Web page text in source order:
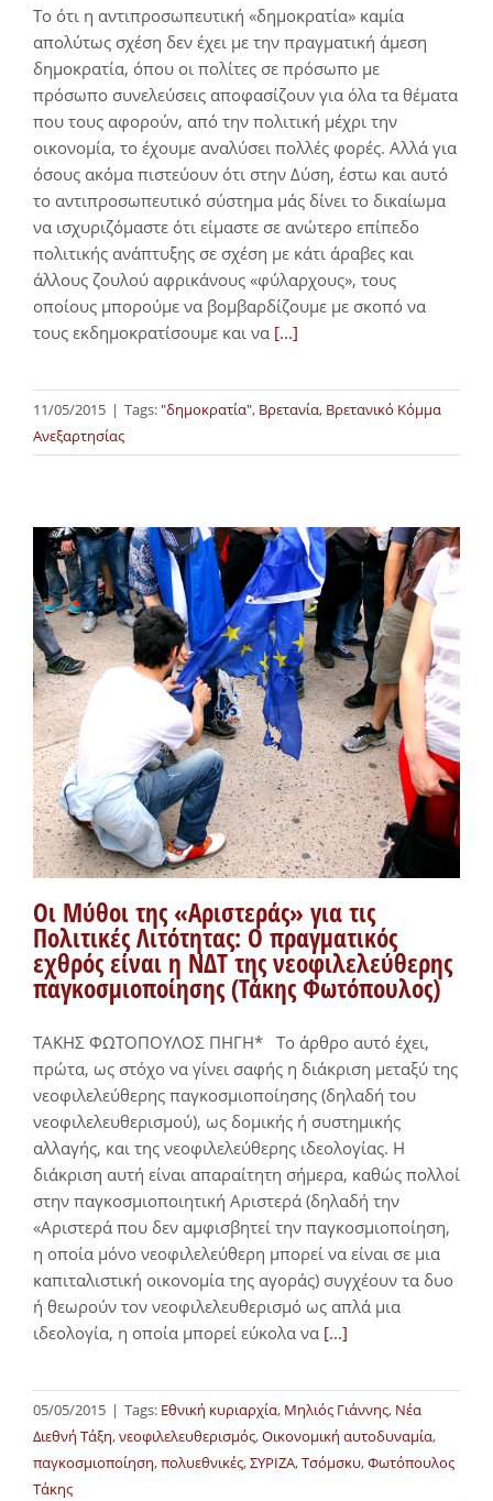
Το ότι η αντιπροσωπευτική «δημοκρατία» καμία
απολύτως σχέση δεν έχει με την πραγματική άμεση
δημοκρατία, όπου οι πολίτες σε πρόσωπο με
πρόσωπο συνελεύσεις αποφασίζουν για όλα τα θέματα
που τους αφορούν, από την πολιτική μέχρι την
οικονομία, το έχουμε αναλύσει πολλές φορές. Αλλά για
όσους ακόμα πιστεύουν ότι στην Δύση, έστω και αυτό
το αντιπροσωπευτικό σύστημα μάς δίνει το δικαίωμα
να ισχυριζόμαστε ότι είμαστε σε ανώτερο επίπεδο
πολιτικής ανάπτυξης σε σχέση με κάτι άραβες και
άλλους ζουλού αφρικάνους «φύλαρχους», τους
οποίους μπορούμε να βομβαρδίζουμε με σκοπό να
τους εκδημοκρατίσουμε και να [...]
11/05/2015 | Tags:"δημοκρατία", Βρετανία, Βρετανικό Κόμμα
Ανεξαρτησίας
Οι Μύθοι της «Αριστεράς» για τις
Πολιτικές Λιτότητας: Ο πραγματικός
εχθρός είναι η ΝΔΤ της νεοφιλελεύθερης
παγκοσμιοποίησης (Τάκης Φωτόπουλος)
ΤΑΚΗΣ ΦΩΤΟΠΟΥΛΟΣ ΠΗΓΗ* Το άρθρο αυτό έχει,
πρώτα, ως στόχο να γίνει σαφής η διάκριση μεταξύ της
νεοφιλελεύθερης παγκοσμιοποίησης (δηλαδή του
νεοφιλελευθερισμού), ως δομικής ή συστημικής
αλλαγής, και της νεοφιλελεύθερης ιδεολογίας. Η
διάκριση αυτή είναι απαραίτητη σήμερα, καθώς πολλοί
στην παγκοσμιοποιητική Αριστερά (δηλαδή την
«Αριστερά που δεν αμφισβητεί την παγκοσμιοποίηση,
η οποία μόνο νεοφιλελεύθερη μπορεί να είναι σε μια
καπιταλιστική οικονομία της αγοράς) συγχέουν τα δυο
ή θεωρούν τον νεοφιλελευθερισμό ως απλά μια
ιδεολογία, η οποία μπορεί εύκολα να [...]
05/05/2015 | Tags: Εθνική κυριαρχία, Μηλιός Γιάννης, Νέα
Διεθνή Τάξη,νεοφιλελευθερισμός,Οικονομική αυτοδυναμία,
παγκοσμιοποίηση,πολυεθνικές,ΣΥΡΙΖΑ,Τσόμσκυ,Φωτόπουλος
Τάκης